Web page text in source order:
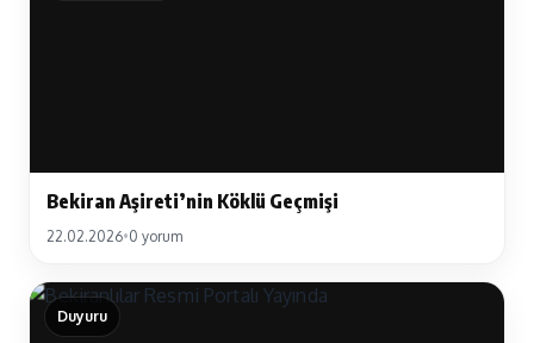
Bekiran Aşireti’nin Köklü Geçmişi
22.02.2026•0 yorum
Duyuru